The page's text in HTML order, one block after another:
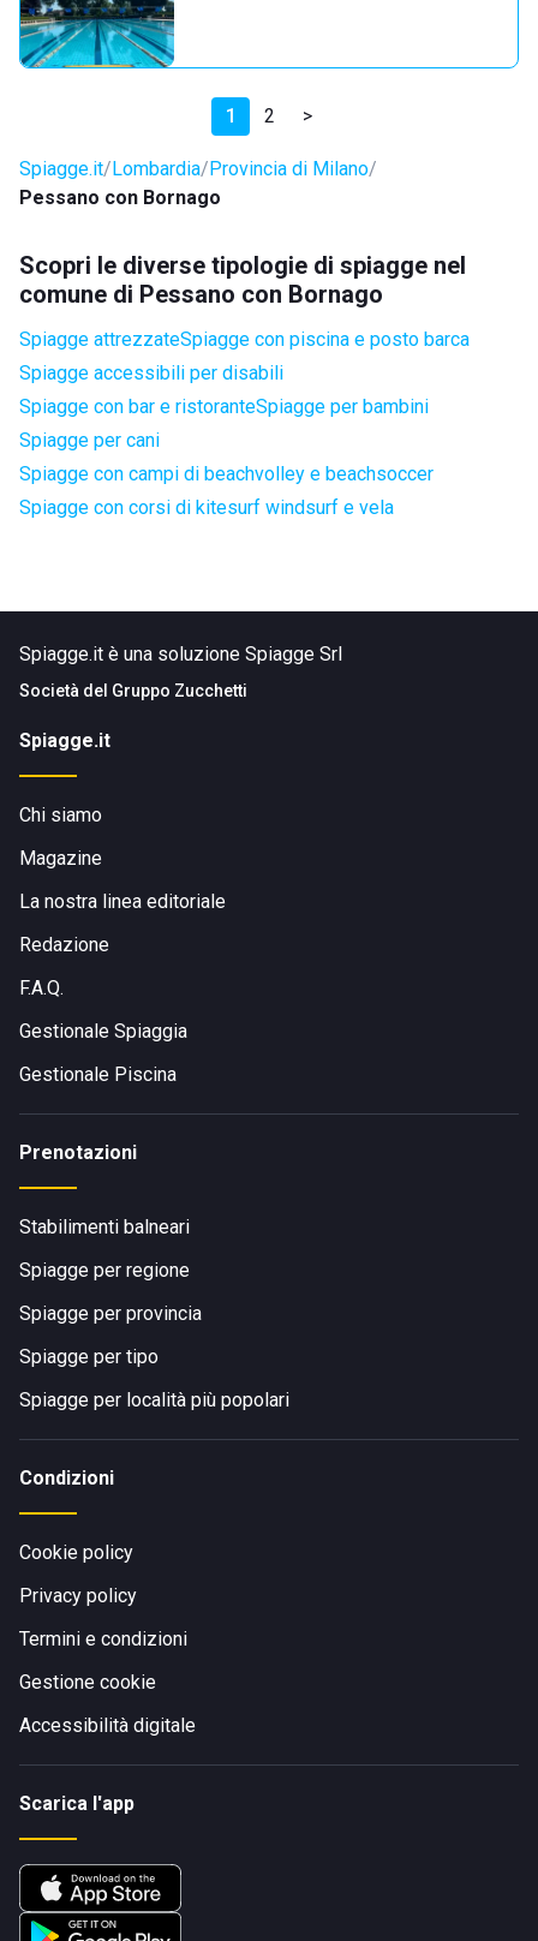
1 2 >
Spiagge.it Lombardia Provincia di Milano
Pessano con Bornago
Scopri le diverse tipologie di spiagge nel
comune di Pessano con Bornago
Spiagge attrezzateSpiagge con piscina e posto barca
Spiagge accessibili per disabili
Spiagge con bar e ristoranteSpiagge per bambini
Spiagge per cani
Spiagge con campi di beachvolley e beachsoccer
Spiagge con corsi di kitesurf windsurf e vela
Spiagge.it è una soluzione Spiagge Srl
Società del Gruppo Zucchetti
Spiagge.it
Chi siamo
Magazine
La nostra linea editoriale
Redazione
F.A.Q.
Gestionale Spiaggia
Gestionale Piscina
Prenotazioni
Stabilimenti balneari
Spiagge per regione
Spiagge per provincia
Spiagge per tipo
Spiagge per località più popolari
Condizioni
Cookie policy
Privacy policy
Termini e condizioni
Gestione cookie
Accessibilità digitale
Scarica l'app